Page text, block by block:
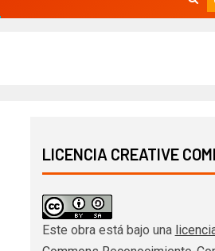
LICENCIA CREATIVE
Este obra está bajo una